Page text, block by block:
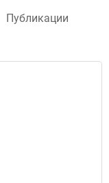
Публикации